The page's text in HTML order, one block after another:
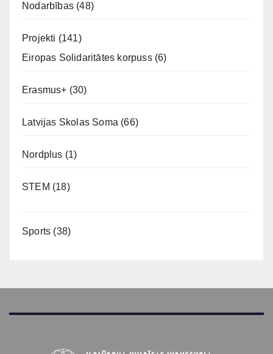
Nodarbības (48)
Projekti (141)
Eiropas Solidaritātes korpuss(6)
Erasmus+ (30)
Latvijas Skolas Soma (66)
Nordplus (1)
STEM (18)
Sports (38)